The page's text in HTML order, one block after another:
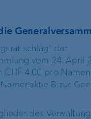
schlägt der
vom 24. April
CHF 4.00 pro
B zur
des